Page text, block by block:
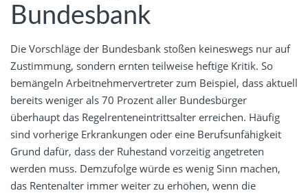
Bundesbank
Die Vorschläge der Bundesbank stoßen keineswegs nur auf
Zustimmung, sondern ernten teilweise heftige Kritik. So
bemängeln Arbeitnehmervertreter zum Beispiel, dass aktuell
bereits weniger als 70 Prozent aller Bundesbürger
überhaupt das Regelrenteneintrittsalter erreichen. Häufig
sind vorherige Erkrankungen oder eine Berufsunfähigkeit
Grund dafür, dass der Ruhestand vorzeitig angetreten
werden muss. Demzufolge würde es wenig Sinn machen,
das Rentenalter immer weiter zu erhöhen, wenn die